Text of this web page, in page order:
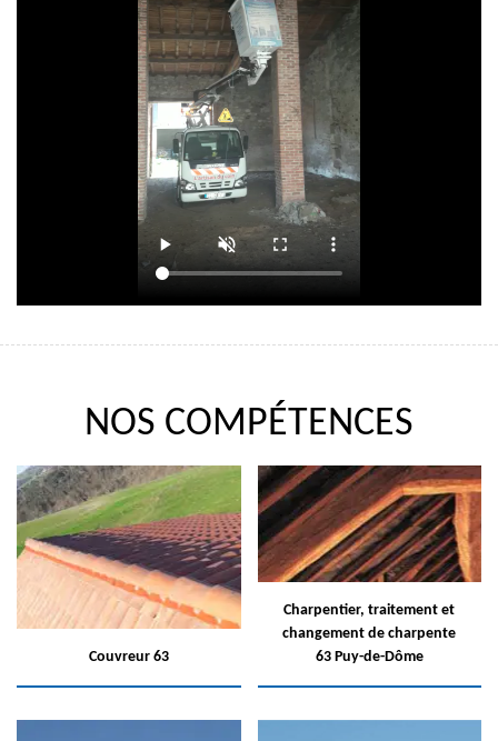
NOS COMPÉTENCES
Couvreur 63
Charpentier, traitement et
changement de charpente
63 Puy-de-Dôme